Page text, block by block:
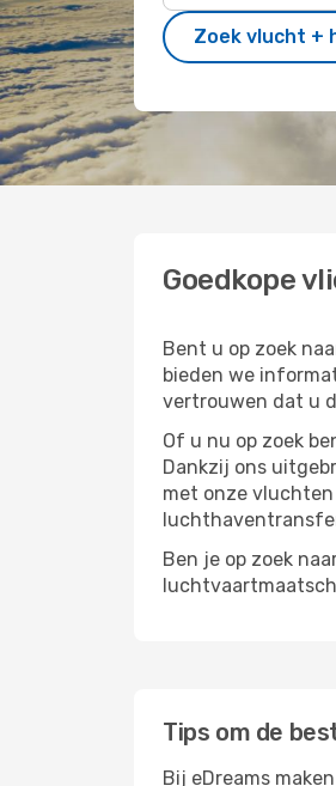
Zoek vlucht +
Goedkope
Bent u op zoek
bieden we
vertrouwen dat u
Of u nu op zoek
Dankzij ons
met onze
Ben je op zoek
Tips om de
Bij eDreams